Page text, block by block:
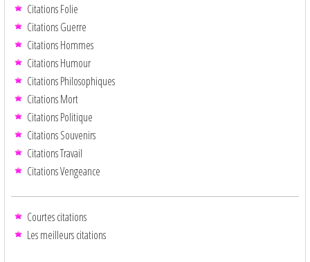
Citations Folie
Citations Guerre
Citations Hommes
Citations Humour
Citations Philosophiques
Citations Mort
Citations Politique
Citations Souvenirs
Citations Travail
Citations Vengeance
Courtes citations
Les meilleurs citations